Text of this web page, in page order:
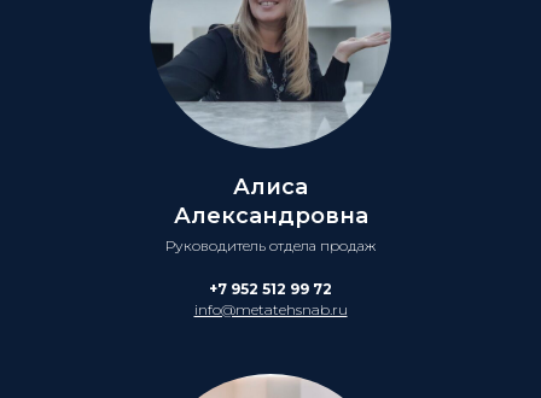
Алиса
Александровна
Руководитель отдела продаж
+7 952 512 99 72
info@metatehsnab.ru